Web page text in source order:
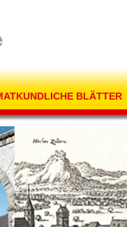
BLÄTTER